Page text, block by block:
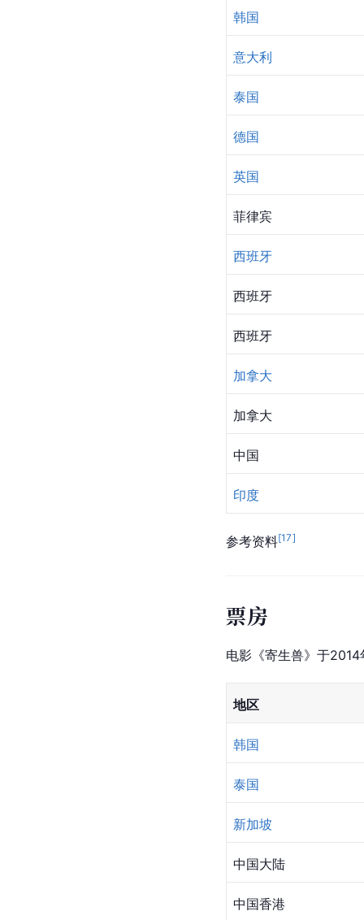
韩国
意大利
泰国
德国
英国
菲律宾
西班牙
西班牙
西班牙
加拿大
加拿大
中国
印度
参考资料[17]
票房
电影《寄生兽》于
地区
韩国
泰国
新加坡
中国大陆
中国香港